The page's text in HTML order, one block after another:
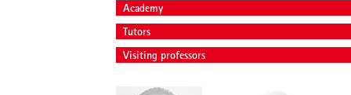
Academy
Tutors
Visiting professors